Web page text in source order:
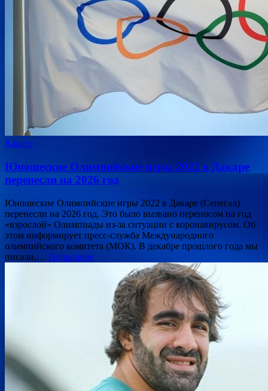
Карате
Юношеские Олимпийские игры 2022 в Дакаре
перенесли на 2026 год
Юношеские Олимпийские игры 2022 в Дакаре (Сенегал)
перенесли на 2026 год. Это было вызвано переносом на год
«взрослой» Олимпиады из-за ситуации с коронавирусом. Об
этом информирует пресс-служба Международного
олимпийского комитета (МОК). В декабре прошлого года мы
писали,… Подробнее